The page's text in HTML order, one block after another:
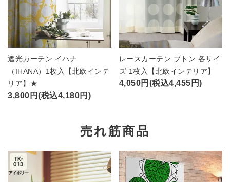
遮光カーテン イハナ
（IHANA）1枚入【北欧インテ
リア】★
3,800円(税込4,180円)
レースカーテン ブトン 各サイ
ズ 1枚入【北欧インテリア】
4,050円(税込4,455円)
売れ筋商品